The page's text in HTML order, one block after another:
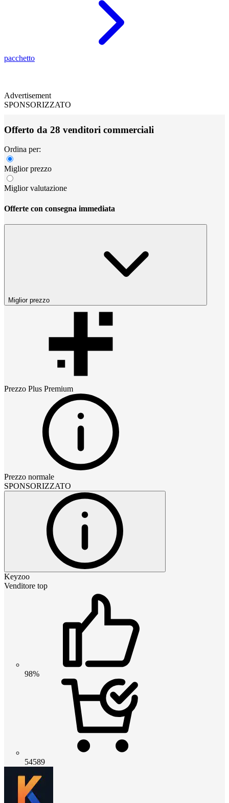
pacchetto
Advertisement
SPONSORIZZATO
Offerto da 28 venditori commerciali
Ordina per:
Miglior prezzo
Miglior valutazione
Offerte con consegna immediata
Miglior prezzo
Prezzo Plus Premium
Prezzo normale
SPONSORIZZATO
Keyzoo
Venditore top
98%
54589